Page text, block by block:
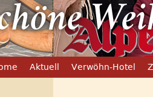
Aktuell Verwöhn-Hotel